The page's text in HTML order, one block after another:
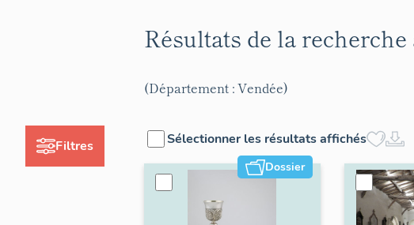
Filtres
Résultats de la recherche
(Département : Vendée)
Sélectionner les résultats affichés
Dossier